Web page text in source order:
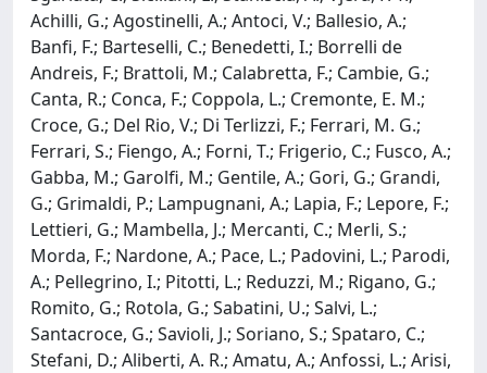
Achilli, G.; Agostinelli, A.; Antoci, V.; Ballesio, A.;
Banfi, F.; Barteselli, C.; Benedetti, I.; Borrelli de
Andreis, F.; Brattoli, M.; Calabretta, F.; Cambie, G.;
Canta, R.; Conca, F.; Coppola, L.; Cremonte, E. M.;
Croce, G.; Del Rio, V.; Di Terlizzi, F.; Ferrari, M. G.;
Ferrari, S.; Fiengo, A.; Forni, T.; Frigerio, C.; Fusco, A.;
Gabba, M.; Garolfi, M.; Gentile, A.; Gori, G.; Grandi,
G.; Grimaldi, P.; Lampugnani, A.; Lapia, F.; Lepore, F.;
Lettieri, G.; Mambella, J.; Mercanti, C.; Merli, S.;
Morda, F.; Nardone, A.; Pace, L.; Padovini, L.; Parodi,
A.; Pellegrino, I.; Pitotti, L.; Reduzzi, M.; Rigano, G.;
Romito, G.; Rotola, G.; Sabatini, U.; Salvi, L.;
Santacroce, G.; Savioli, J.; Soriano, S.; Spataro, C.;
Stefani, D.; Aliberti, A. R.; Amatu, A.; Anfossi, L.; Arisi,